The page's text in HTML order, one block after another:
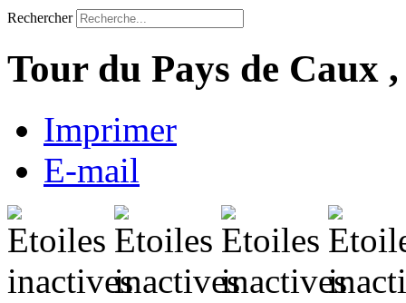
Rechercher
Tour du Pays de Caux
Imprimer
E-mail